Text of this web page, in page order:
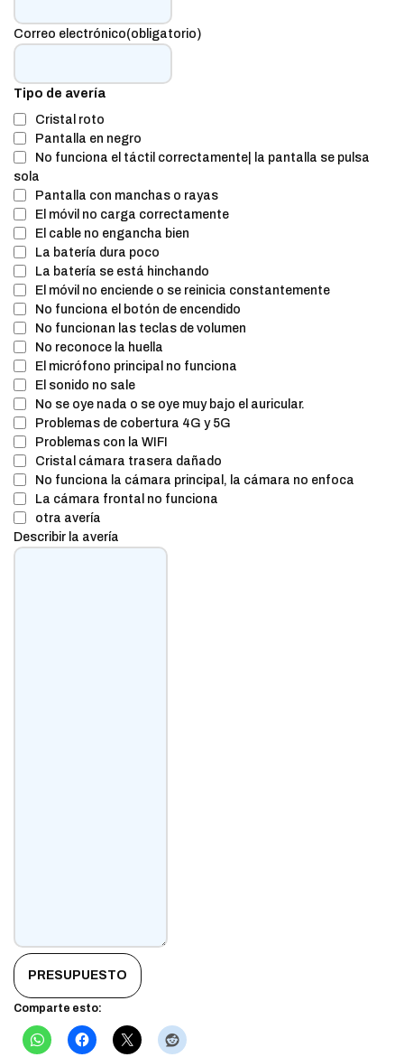
Correo electrónico(obligatorio)
Tipo de avería
Cristal roto
Pantalla en negro
No funciona el táctil correctamente| la pantalla se pulsa
sola
Pantalla con manchas o rayas
El móvil no carga correctamente
El cable no engancha bien
La batería dura poco
La batería se está hinchando
El móvil no enciende o se reinicia constantemente
No funciona el botón de encendido
No funcionan las teclas de volumen
No reconoce la huella
El micrófono principal no funciona
El sonido no sale
No se oye nada o se oye muy bajo el auricular.
Problemas de cobertura 4G y 5G
Problemas con la WIFI
Cristal cámara trasera dañado
No funciona la cámara principal, la cámara no enfoca
La cámara frontal no funciona
otra avería
Describir la avería
PRESUPUESTO
Comparte esto: